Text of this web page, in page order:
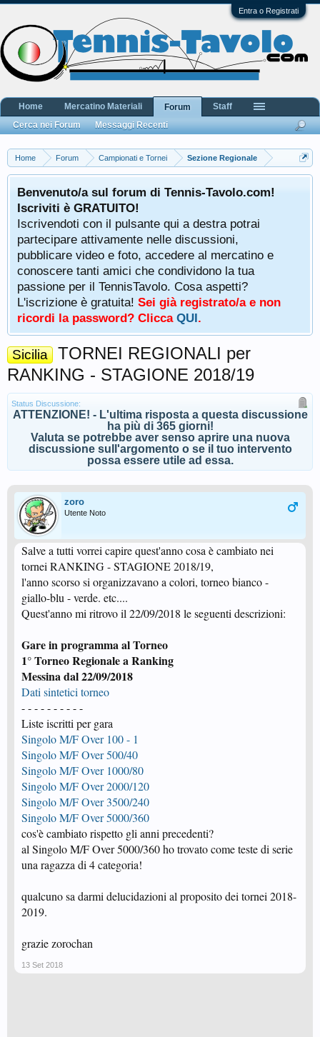
Entra o Registrati
Home Forum Campionati e Tornei Sezione Regionale
Benvenuto/a sul forum di Tennis-Tavolo.com!
Iscriviti è GRATUITO!
Iscrivendoti con il pulsante qui a destra potrai
partecipare attivamente nelle discussioni,
pubblicare video e foto, accedere al mercatino e
conoscere tanti amici che condividono la tua
passione per il TennisTavolo. Cosa aspetti?
L'iscrizione è gratuita! Sei già registrato/a e non
ricordi la password? Clicca QUI.
Sicilia
TORNEI REGIONALI per
RANKING - STAGIONE 2018/19
Status Discussione:
ATTENZIONE! - L'ultima risposta a questa discussione
ha più di 365 giorni!
Valuta se potrebbe aver senso aprire una nuova
discussione sull'argomento o se il tuo intervento
possa essere utile ad essa.
zoro
Utente Noto
Salve a tutti vorrei capire quest'anno cosa è cambiato nei
tornei RANKING - STAGIONE 2018/19,
l'anno scorso si organizzavano a colori, torneo bianco -
giallo-blu - verde. etc....
Quest'anno mi ritrovo il 22/09/2018 le seguenti descrizioni:
Gare in programma al Torneo
1° Torneo Regionale a Ranking
Messina dal 22/09/2018
Dati sintetici torneo
- - - - - - - - - -
Liste iscritti per gara
Singolo M/F Over 100 - 1
Singolo M/F Over 500/40
Singolo M/F Over 1000/80
Singolo M/F Over 2000/120
Singolo M/F Over 3500/240
Singolo M/F Over 5000/360
cos'è cambiato rispetto gli anni precedenti?
al Singolo M/F Over 5000/360 ho trovato come teste di serie
una ragazza di 4 categoria!
qualcuno sa darmi delucidazioni al proposito dei tornei 2018-
2019.
grazie zorochan
13 Set 2018
Home Mercatino Materiali
Forum
Cerca nei Forum
Messaggi Recenti
Staff